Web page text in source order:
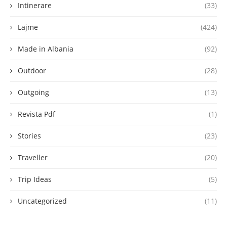
Intinerare (33)
Lajme (424)
Made in Albania (92)
Outdoor (28)
Outgoing (13)
Revista Pdf (1)
Stories (23)
Traveller (20)
Trip Ideas (5)
Uncategorized (11)